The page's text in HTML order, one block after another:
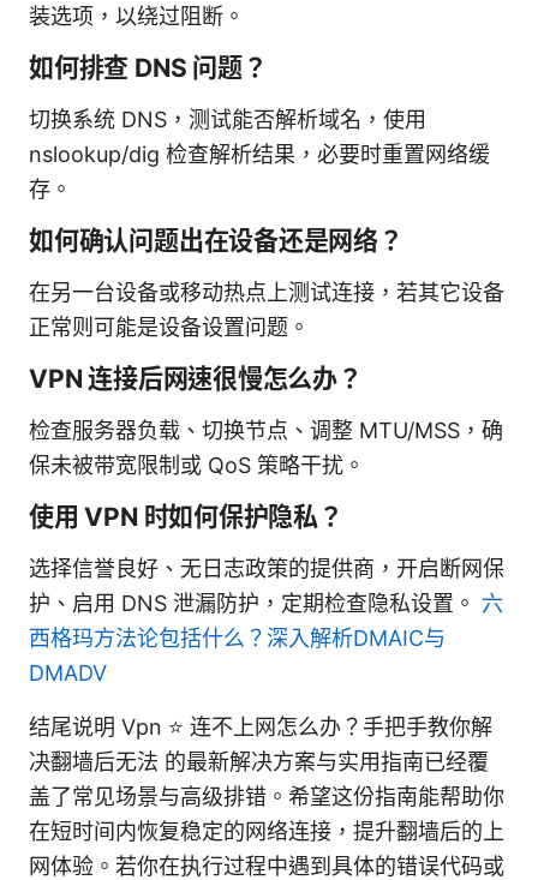
装选项，以绕过阻断。
如何排查 DNS 问题？
切换系统 DNS，测试能否解析域名，使用
nslookup/dig 检查解析结果，必要时重置网络缓
存。
如何确认问题出在设备还是网络？
在另一台设备或移动热点上测试连接，若其它设备
正常则可能是设备设置问题。
VPN 连接后网速很慢怎么办？
检查服务器负载、切换节点、调整 MTU/MSS，确
保未被带宽限制或 QoS 策略干扰。
使用 VPN 时如何保护隐私？
选择信誉良好、无日志政策的提供商，开启断网保
护、启用 DNS 泄漏防护，定期检查隐私设置。 六
西格玛方法论包括什么？深入解析DMAIC与
DMADV
结尾说明 Vpn ⭐ 连不上网怎么办？手把手教你解
决翻墙后无法 的最新解决方案与实用指南已经覆
盖了常见场景与高级排错。希望这份指南能帮助你
在短时间内恢复稳定的网络连接，提升翻墙后的上
网体验。若你在执行过程中遇到具体的错误代码或